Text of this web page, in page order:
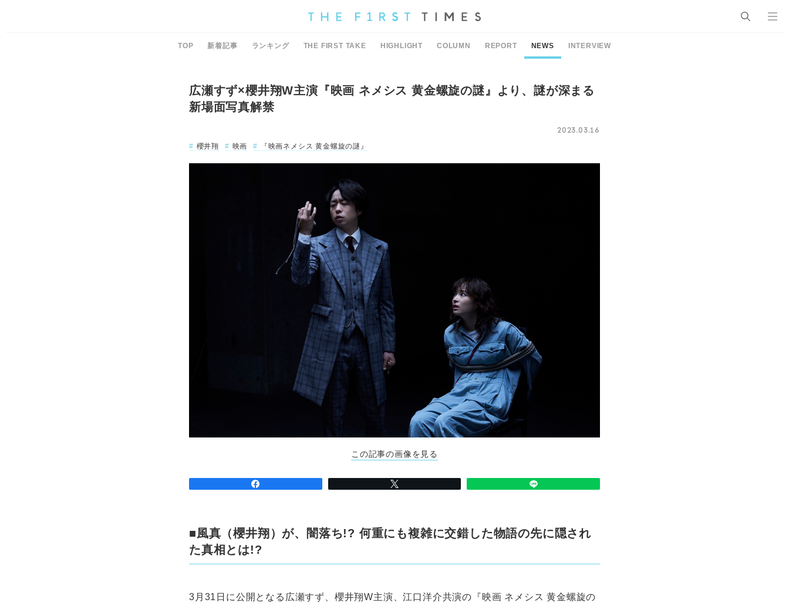
TOP 新着記事 ランキング THE FIRST TAKE HIGHLIGHT COLUMN REPORT NEWS INTERVIEW
広瀬すず×櫻井翔W主演『映画 ネメシス 黄金螺旋の謎』より、謎が深まる
新場面写真解禁
2023.03.16
櫻井翔
映画 『映画ネメシス 黄金螺旋の謎』
この記事の画像を見る
■風真（櫻井翔）が、闇落ち!? 何重にも複雑に交錯した物語の先に隠され
た真相とは!?
3月31日に公開となる広瀬すず、櫻井翔W主演、江口洋介共演の『映画 ネメシス 黄金螺旋の